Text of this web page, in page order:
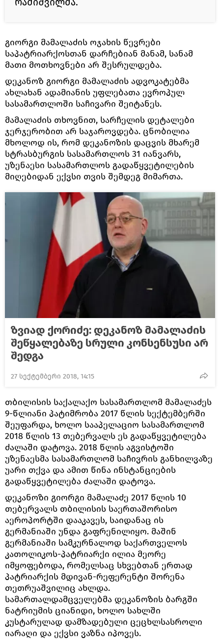
გიორგი მამალაძის ოჯახის წევრები
საპატრიარქოსთან დარჩებიან მანამ, სანამ
მათი მოთხოვნები არ შესრულდება.
დეკანოზ გიორგი მამალაძის ადვოკატებმა
ახლახან ადამიანის უფლებათა ევროპულ
სასამართლოში საჩივარი შეიტანეს.
მამალაძის თხოვნით, სარჩელის დეტალები
ჯერჯერობით არ საჯაროვდება. ცნობილია
მხოლოდ ის, რომ დეკანოზის დაცვის მხარემ
სტრასბურგის სასამართლოს 31 იანვარს,
უზენაესი სასამართლოს გადაწყვეტილების
მიღებიდან ექვსი თვის შემდეგ მიმართა.
ზვიად ქორიძე: დეკანოზ მამალაძის
შეწყალებაზე სრული კონსენსუსი არ
შედგა
27 სექტემბერი 2018, 14:15
თბილისის საქალაქო სასამართლომ მამალაძეს
9-წლიანი პატიმრობა 2017 წლის სექტემბერში
შეუფარდა, ხოლო სააპელაციო სასამართლომ
2018 წლის 13 თებერვალს ეს გადაწყვეტილება
ძალაში დატოვა. 2018 წლის აგვისტოში
უზენაესმა სასამართლომ საჩივრის განხილვაზე
უარი თქვა და ამით წინა ინსტანციების
გადაწყვეტილება ძალაში დატოვა.
დეკანოზი გიორგი მამალაძე 2017 წლის 10
თებერვალს თბილისის საერთაშორისო
აეროპორტში დააკავეს, საიდანაც ის
გერმანიაში უნდა გაფრენილიყო. მაშინ
გერმანიაში სამკურნალოდ საქართველოს
კათოლიკოს-პატრიარქი ილია მეორე
იმყოფებოდა, რომელსაც სხვებთან ერთად
პატრიარქის მდივან-რეფერენტი შორენა
თეთრუაშვილიც ახლდა.
სამართალდამცველებმა დეკანოზის ბარგში
ნატრიუმის ციანიდი, ხოლო სახლში
კუსტარულად დამზადებული ცეცხლსასროლი
იარაღი და ექვსი ვაზნა იპოვეს.